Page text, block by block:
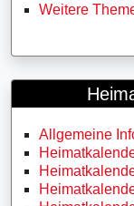
Weitere
Allgemeine